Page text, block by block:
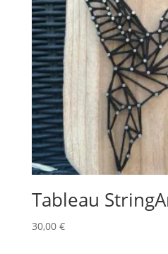
Tableau
30,00 €